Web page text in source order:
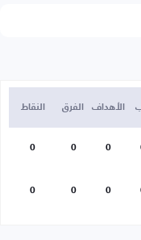
الأهداف الفرق النقاط
0
0
0
0
0
0